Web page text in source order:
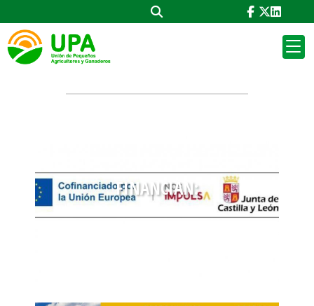
GALERIA PRINCIPAL
galeria principal
FINANCIAN: